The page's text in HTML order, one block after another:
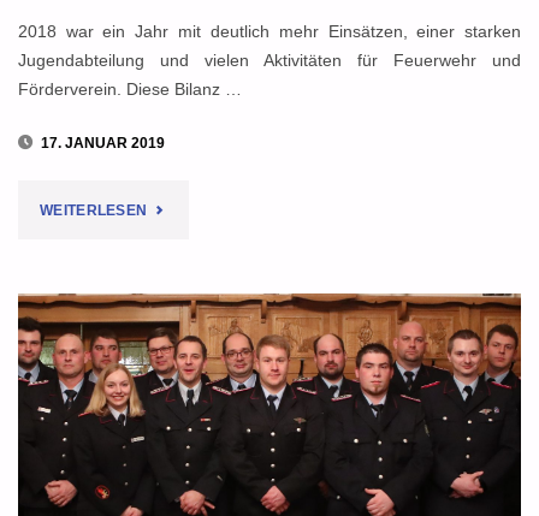
2018 war ein Jahr mit deutlich mehr Einsätzen, einer starken
Jugendabteilung und vielen Aktivitäten für Feuerwehr und
Förderverein. Diese Bilanz …
17. JANUAR 2019
WEITERLESEN "JAHRESHAUPTVERSAMMLUNG:
AUSBILDUNG
IST
2019
ZIEL""